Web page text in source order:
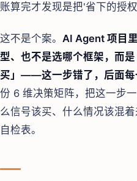
账算完才发现是把'省下的授
这不是个案。 AI Agent 项目
型、也不是选哪个框架，而
买」——这一步错了，后面每
份 6 维决策矩阵，把这一步
么信号该买、什么情况该混
自检表。